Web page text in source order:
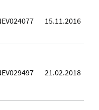
15.11.2016
21.02.2018